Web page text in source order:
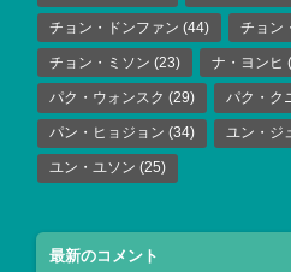
チョン・ドンファン (44) チョン
チョン・ミソン (23) ナ・ヨンヒ
パク・ウォンスク (29) パク・ク
パン・ヒョジョン (34) ユン・ジ
ユン・ユソン (25)
最新のコメント